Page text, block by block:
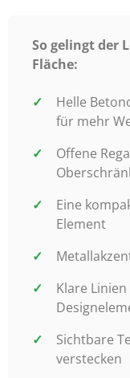
So gelingt der
Fläche:
Helle
für mehr
Offene
Eine
Element
Klare
Sichtbare
verstecken